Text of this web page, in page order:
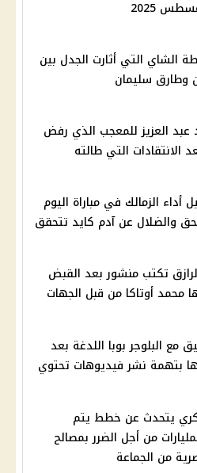
الشاي التي أثارت الجدل بين
سليمان
عبد العزيز للمعجب الذي رفض
الانتقادات التي طالته
أداء الزمالك في مباراة اليوم
والضلال عن آدم كايد تتحقق
تكتب منشور بعد القبض
محمد أوتاكا من قبل الجهات
مع البلوجر بوبا اللدغة بعد
بتهمة نشر فيديوهات تحتوي
يتحدث عن خطط يتم
من أجل الضرر بمصالح
من الجماعة